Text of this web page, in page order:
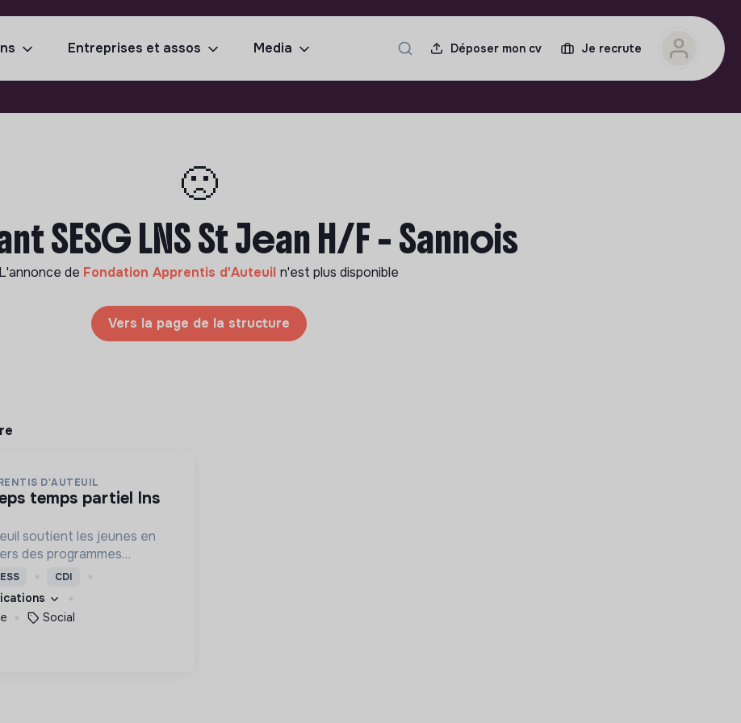
Entreprises et assos Media Déposer mon cv Je recrute
🙁
SESG LNS St Jean H/F - Sannois
L'annonce de Fondation Apprentis d'Auteuil n'est plus disponible
Vers la page de la structure
D'AUTEUIL
soutient les jeunes en
des programmes
de formation et
permettre de devenir
femmes debout.
CDI
Social